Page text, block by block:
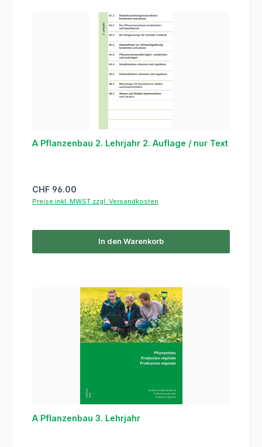
A Pflanzenbau 2. Lehrjahr 2. Auflage / nur Text
Regulärer Preis:
CHF 96.00
Preise inkl. MWST zzgl. Versandkosten
In den Warenkorb
A Pflanzenbau 3. Lehrjahr